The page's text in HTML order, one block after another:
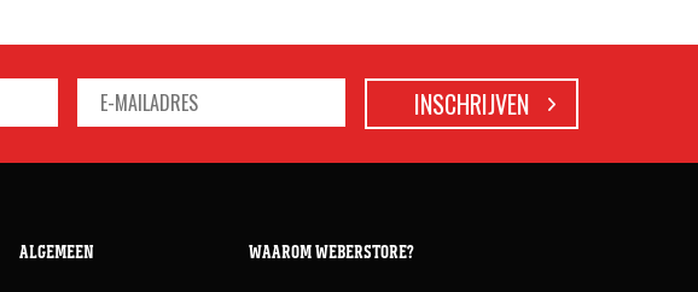
ALGEMEEN WAAROM WEBERSTORE?